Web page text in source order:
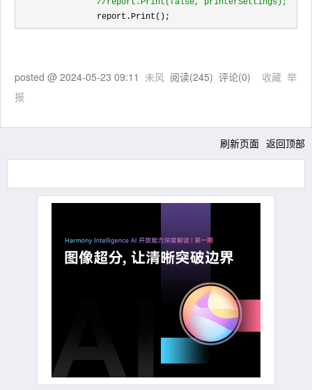
//report.Print(false, printerSettings);
                report.Print();
posted @ 2024-05-23 09:11 未风 阅读(245) 评论(0) 收藏 举
报
刷新页面 返回顶部